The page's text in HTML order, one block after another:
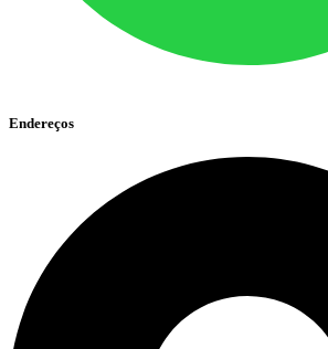
Endereços